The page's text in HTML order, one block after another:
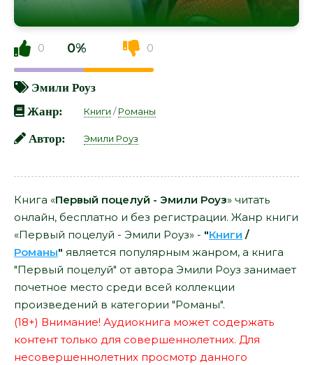
0 0% 0
Эмили Роуз
Жанр:
Книги /Романы
Автор: Эмили Роуз
Книга «Первый поцелуй - Эмили Роуз» читать
онлайн, бесплатно и без регистрации. Жанр книги
«Первый поцелуй - Эмили Роуз» - "Книги /
Романы" является популярным жанром, а книга
"Первый поцелуй" от автора Эмили Роуз занимает
почетное место среди всей коллекции
произведений в категории "Романы".
(18+) Внимание! Аудиокнига может содержать
контент только для совершеннолетних. Для
несовершеннолетних просмотр данного